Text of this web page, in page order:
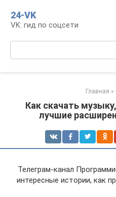
контенту
24-VK
VK: гид по соцсети
Главная »
Как скачать
лучшие
Телеграм-канал
интересные истории, как